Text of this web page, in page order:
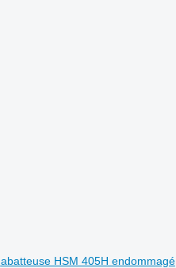
abatteuse HSM 405H endommagé